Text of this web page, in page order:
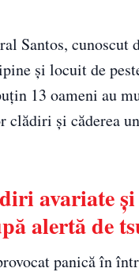
Santos, cunoscut
și locuit de
13 oameni au
clădiri și căderea
avariate
alertă de
panică în